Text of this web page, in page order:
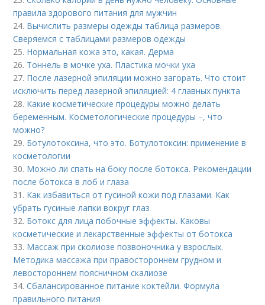
правила здорового питания для мужчин
24. Вычислить размеры одежды таблица размеров.
Сверяемся с таблицами размеров одежды
25. Нормальная кожа это, какая. Дерма
26. Тоннель в мочке уха. Пластика мочки уха
27. После лазерной эпиляции можно загорать. Что стоит
исключить перед лазерной эпиляцией: 4 главных пункта
28. Какие косметические процедуры можно делать
беременным. Косметологические процедуры –, что
можно?
29. Ботулотоксина, что это. Ботулотоксин: применение в
косметологии
30. Можно ли спать на боку после ботокса. Рекомендации
после ботокса в лоб и глаза
31. Как избавиться от гусиной кожи под глазами. Как
убрать гусиные лапки вокруг глаз
32. Ботокс для лица побочные эффекты. Каковы
косметические и лекарственные эффекты от ботокса
33. Массаж при сколиозе позвоночника у взрослых.
Методика массажа при правостороннем грудном и
левостороннем поясничном скалиозе
34.Сбалансированное питание коктейли. Формула
правильного питания